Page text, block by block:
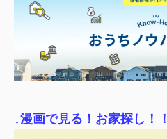
↓漫画で見る！お家探し！！